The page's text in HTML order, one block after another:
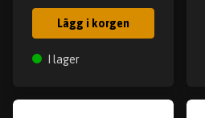
Lägg i korgen
I lager